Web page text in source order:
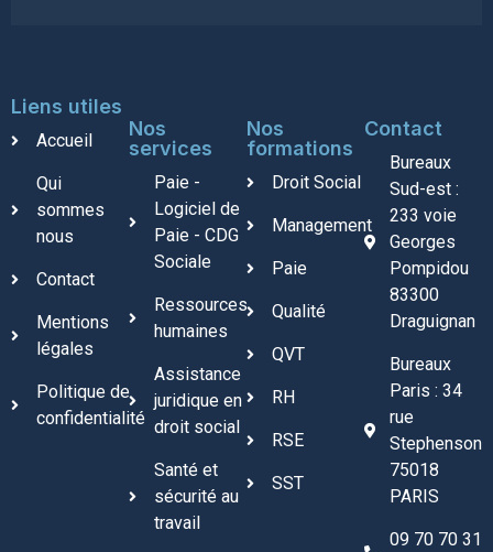
Liens utiles
Accueil
Qui
sommes
nous
Contact
Mentions
légales
Politique de
confidentialité
Nos
services
Paie -
Logiciel de
Paie - CDG
Sociale
Ressources
humaines
Assistance
juridique en
droit social
Santé et
sécurité au
travail
Nos
formations
Droit Social
Management
Paie
Qualité
QVT
RH
RSE
SST
Contact
Bureaux
Sud-est :
233 voie
Georges
Pompidou
83300
Draguignan
Bureaux
Paris : 34
rue
Stephenson
75018
PARIS
09 70 70 31